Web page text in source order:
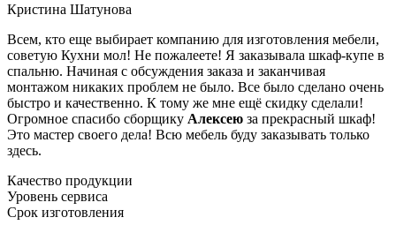
Кристина Шатунова
Всем, кто еще выбирает компанию для изготовления мебели,
советую Кухни мол! Не пожалеете! Я заказывала шкаф-купе в
спальню. Начиная с обсуждения заказа и заканчивая
монтажом никаких проблем не было. Все было сделано очень
быстро и качественно. К тому же мне ещё скидку сделали!
Огромное спасибо сборщику Алексею за прекрасный шкаф!
Это мастер своего дела! Всю мебель буду заказывать только
здесь.
Качество продукции
Уровень сервиса
Срок изготовления